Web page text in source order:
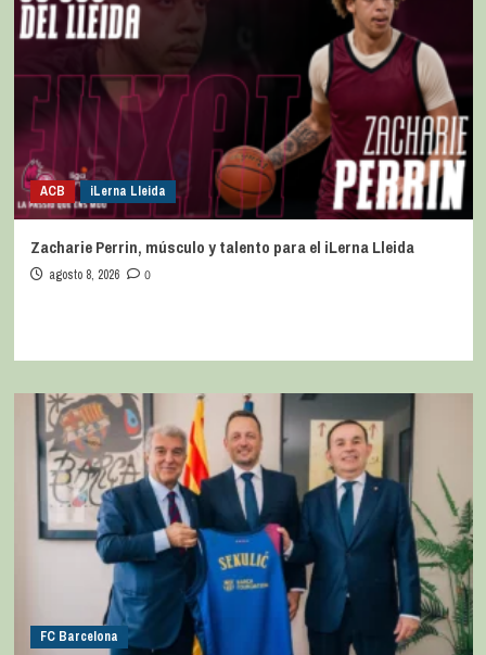
ACB iLerna Lleida
Zacharie Perrin, músculo y talento para el iLerna Lleida
agosto 8, 2026 0
FC Barcelona